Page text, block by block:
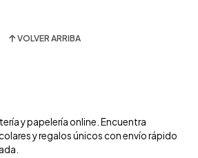
VOLVER ARRIBA
y papelería online. Encuentra
y regalos únicos con envío rápido